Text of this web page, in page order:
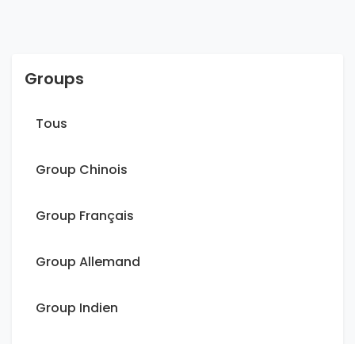
Groups
Tous
Group Chinois
Group Français
Group Allemand
Group Indien